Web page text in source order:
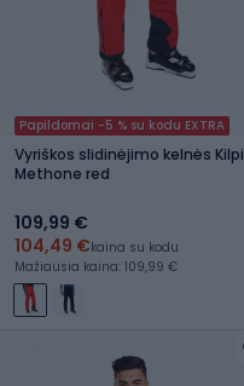
Papildomai -5 % su kodu EXTRA
Vyriškos slidinėjimo kelnės Kilpi
Methone red
109,99 €
104,49 €kaina su kodu
Mažiausia kaina: 109,99 €